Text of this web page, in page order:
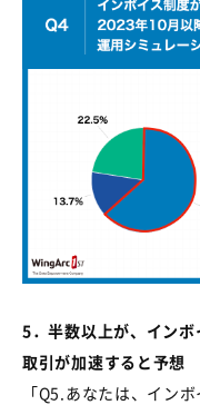
5．半数以上が、イン
取引が加速すると予想
「Q5. あなたは、イン